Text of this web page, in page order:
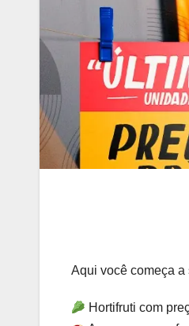
Aqui você começa
Hortifruti com